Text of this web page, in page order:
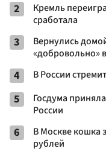
2
Кремль
сработала
3
Вернулись
«добровольно»
4 В России
5
Госдума
России
6
В Москве кошка
рублей